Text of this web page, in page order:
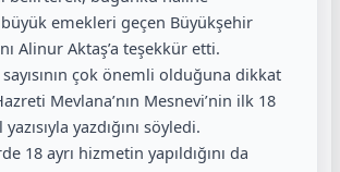
büyük emekleri geçen Büyükşehir
Alinur Aktaş’a teşekkür etti.
çok önemli olduğuna dikkat
Mevlana’nın Mesnevi’nin ilk 18
yazdığını söyledi.
18 ayrı hizmetin yapıldığını da